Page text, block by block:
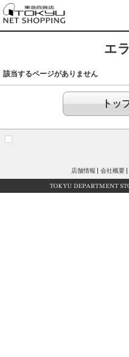
エ
該当するページがありません
トッ
店舗情報 会社概要